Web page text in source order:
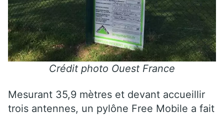
Crédit photo Ouest France
Mesurant 35,9 mètres et devant accueillir
trois antennes, un pylône Free Mobile a fait